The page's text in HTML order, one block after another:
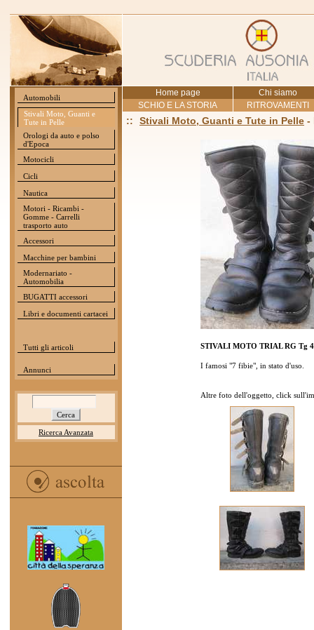
Automobili
Stivali Moto, Guanti e
Tute in Pelle
Orologi da auto e polso
d'Epoca
Motocicli
Cicli
Nautica
Motori - Ricambi -
Gomme - Carrelli
trasporto auto
Accessori
Macchine per bambini
Modernariato -
Automobilia
BUGATTI accessori
Libri e documenti cartacei
Tutti gli articoli
Annunci
Ricerca Avanzata
Home page
Chi siamo
SCHIO E LA STORIA
RITROVAMENTI
:: Stivali Moto, Guanti e Tute in Pelle -
STIVALI MOTO TRIAL RG Tg
I famosi "7 fibie", in stato d'uso.
Altre foto dell'oggetto, click